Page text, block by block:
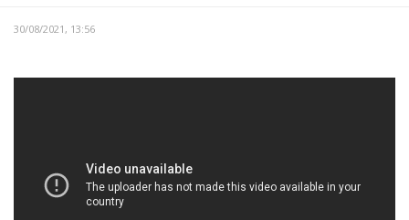
30/08/2021, 13:56